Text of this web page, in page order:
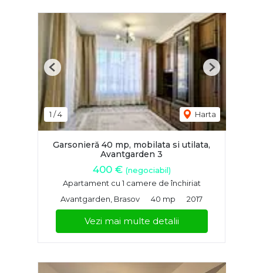
1 /4 Harta
Previous Next
Garsonieră 40 mp, mobilata si utilata,
Avantgarden 3
400 € (negociabil)
Apartament cu 1 camere de închiriat
Avantgarden, Brasov
40 mp 2017
Vezi mai multe detalii